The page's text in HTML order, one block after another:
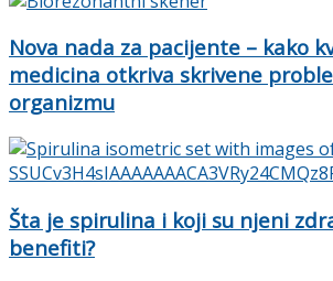
Nova nada za pacijente – kako
medicina otkriva skrivene
organizmu
Šta je spirulina i koji su njeni
benefiti?